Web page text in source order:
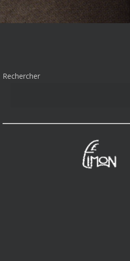
Rechercher